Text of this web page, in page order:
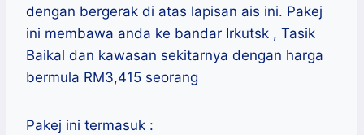
dengan bergerak di atas lapisan ais ini. Pakej
ini membawa anda ke bandar Irkutsk , Tasik
Baikal dan kawasan sekitarnya dengan harga
bermula RM3,415 seorang
Pakej ini termasuk :